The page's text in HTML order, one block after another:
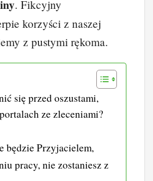
. Fikcyjny
korzyści z naszej
z pustymi rękoma.
się przed oszustami,
ze zleceniami?
będzie Przyjacielem,
pracy, nie zostaniesz z